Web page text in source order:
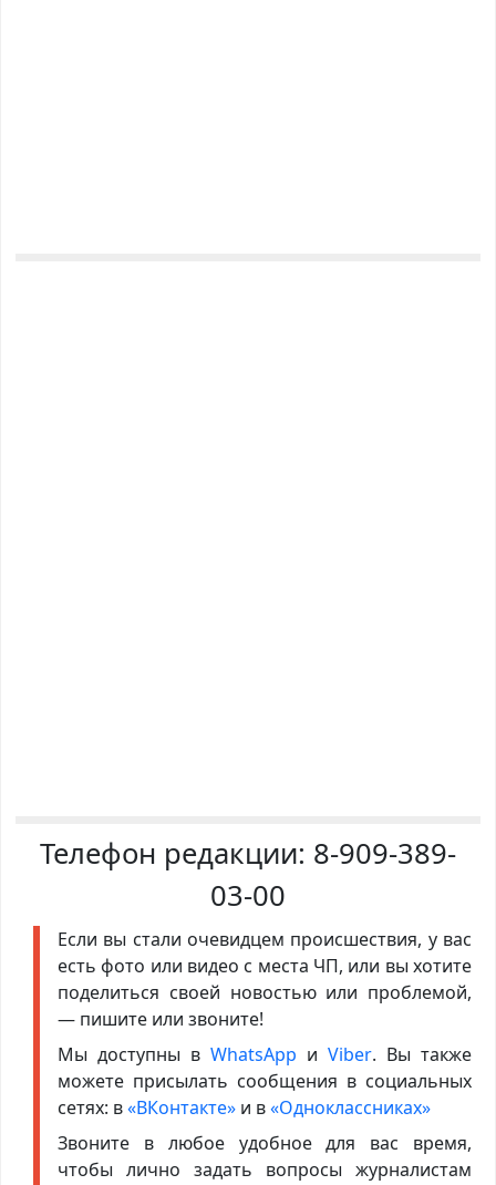
Телефон редакции: 8-909-389-
03-00
Если вы стали очевидцем происшествия, у вас
есть фото или видео с места ЧП, или вы хотите
поделиться своей новостью или проблемой,
— пишите или звоните!
Мы доступны в WhatsApp иViber. Вы также
можете присылать сообщения в социальных
сетях: в«ВКонтакте»и в«Одноклассниках»
Звоните в любое удобное для вас время,
чтобы лично задать вопросы журналистам